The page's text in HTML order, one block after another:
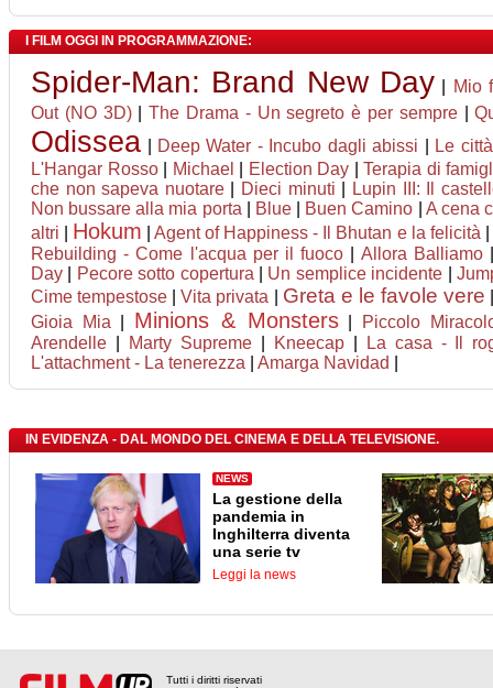
I FILM OGGI IN PROGRAMMAZIONE:
Spider-Man: Brand New Day
Mio
Out (NO 3D)|The Drama - Un segreto è per sempre|
Odissea Deep Water - Incubo dagli abissi
Le
L'Hangar Rosso| Michael Election Day |Terapia di
che non sapeva nuotare| Dieci minuti
Lupin III: Il
Non bussare alla mia porta
Blue| Buen Camino
A cena
altri
Hokum |Agent of Happiness - Il Bhutan e la felicità
Rebuilding - Come l'acqua per il fuoco
Allora Balliamo
Day
Pecore sotto copertura Un semplice incidente |
Cime tempestose |Vita privata Greta e le favole vere
Gioia Mia
Minions & Monsters|
Piccolo
Arendelle
Marty Supreme| Kneecap|
La casa - Il
L'attachment - La tenerezza
Amarga Navidad
IN EVIDENZA - DAL MONDO DEL CINEMA E DELLA TELEVISIONE.
NEWS
La gestione della
pandemia in
Inghilterra diventa
una serie tv
Leggi la news
Tutti i diritti riservati